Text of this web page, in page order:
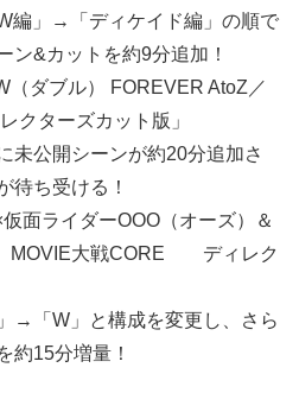
編」→「ディケイド編」の順で
ン&カットを約9分追加！
（ダブル） FOREVER AtoZ／
クターズカット版」
未公開シーンが約20分追加さ
待ち受ける！
面ライダーOOO（オーズ）＆
MOVIE大戦CORE ディレク
→「W」と構成を変更し、さら
約15分増量！